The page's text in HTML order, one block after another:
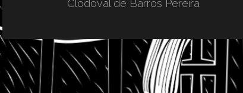
Clodoval de Barros Pereira